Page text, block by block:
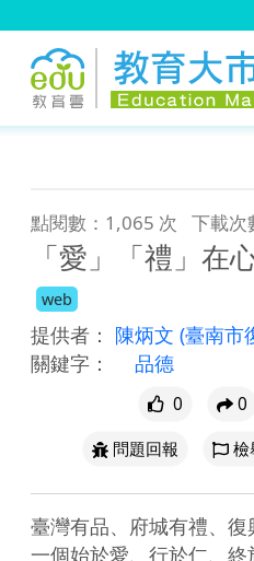
點閱數：1,065 次 下載次
「愛」「禮」在
web
提供者： 陳炳文 (臺南市
關鍵字：
品德
0 0
問題回報
檢
臺灣有品、府城有禮、
一個始於愛、行於仁、